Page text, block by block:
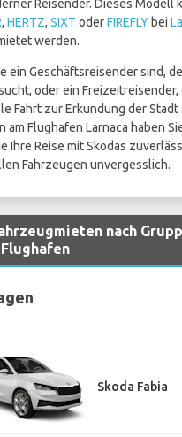
Reisender. Dieses Modell
, HERTZ, SIXT oderFIREFLY bei
werden.
ein Geschäftsreisender sind,
oder ein Freizeitreisender,
Fahrt zur Erkundung der Stadt
am Flughafen Larnaca haben
Ihre Reise mit Skodas
Fahrzeugen unvergesslich.
nach
Skoda Fabia